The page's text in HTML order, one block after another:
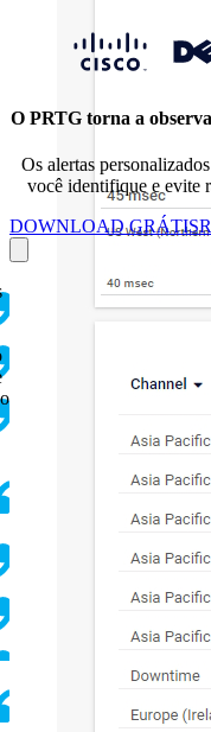
O PRTG torna a
Os alertas
você identifique e evite
DOWNLOAD GRÁTIS